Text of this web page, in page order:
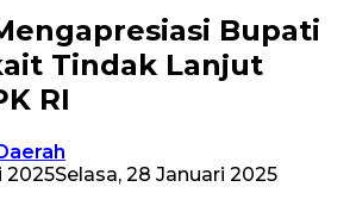
Bupati
Tindak Lanjut
RI
2025Selasa, 28 Januari 2025